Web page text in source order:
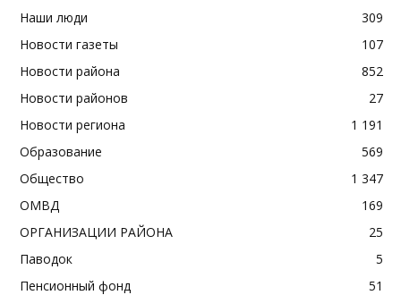
Наши люди
309
Новости газеты
107
Новости района
852
Новости районов
27
Новости региона
1 191
Образование
569
Общество
1 347
ОМВД
169
ОРГАНИЗАЦИИ РАЙОНА
25
Паводок
5
Пенсионный фонд
51